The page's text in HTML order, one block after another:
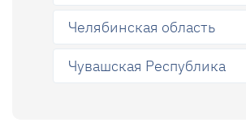
Челябинская область
Чувашская Республика